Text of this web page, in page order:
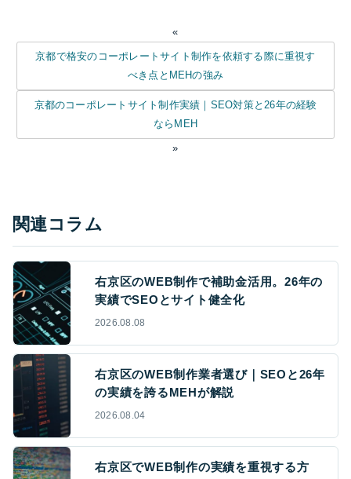
«
京都で格安のコーポレートサイト制作を依頼する際に重視す
べき点とMEHの強み
京都のコーポレートサイト制作実績｜SEO対策と26年の経験
ならMEH
»
関連コラム
右京区のWEB制作で補助金活用。26年の
実績でSEOとサイト健全化
2026.08.08
右京区のWEB制作業者選び｜SEOと26年
の実績を誇るMEHが解説
2026.08.04
右京区でWEB制作の実績を重視する方